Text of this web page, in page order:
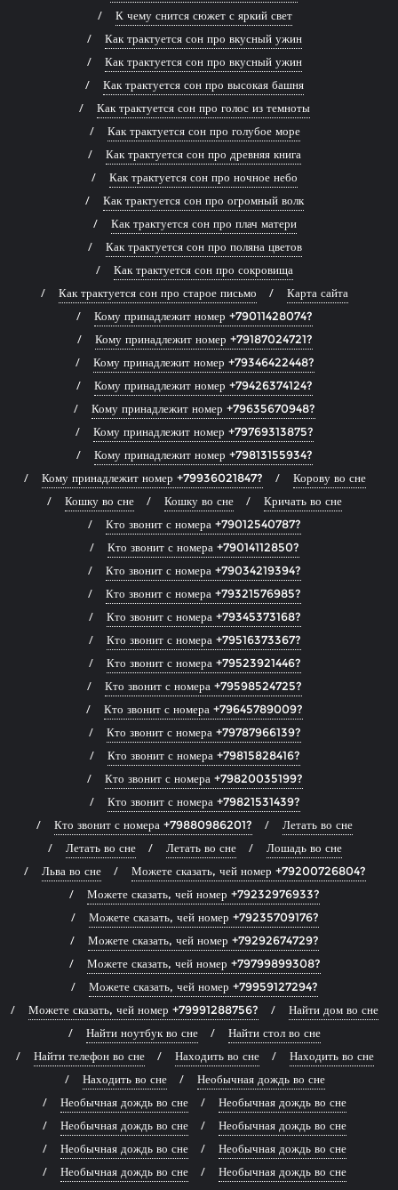
К чему снится сюжет с яркий свет
Как трактуется сон про вкусный ужин
Как трактуется сон про вкусный ужин
Как трактуется сон про высокая башня
Как трактуется сон про голос из темноты
Как трактуется сон про голубое море
Как трактуется сон про древняя книга
Как трактуется сон про ночное небо
Как трактуется сон про огромный волк
Как трактуется сон про плач матери
Как трактуется сон про поляна цветов
Как трактуется сон про сокровища
Как трактуется сон про старое письмо
Карта сайта
Кому принадлежит номер +79011428074?
Кому принадлежит номер +79187024721?
Кому принадлежит номер +79346422448?
Кому принадлежит номер +79426374124?
Кому принадлежит номер +79635670948?
Кому принадлежит номер +79769313875?
Кому принадлежит номер +79813155934?
Кому принадлежит номер +79936021847?
Корову во сне
Кошку во сне
Кошку во сне
Кричать во сне
Кто звонит с номера +79012540787?
Кто звонит с номера +79014112850?
Кто звонит с номера +79034219394?
Кто звонит с номера +79321576985?
Кто звонит с номера +79345373168?
Кто звонит с номера +79516373367?
Кто звонит с номера +79523921446?
Кто звонит с номера +79598524725?
Кто звонит с номера +79645789009?
Кто звонит с номера +79787966139?
Кто звонит с номера +79815828416?
Кто звонит с номера +79820035199?
Кто звонит с номера +79821531439?
Кто звонит с номера +79880986201?
Летать во сне
Летать во сне
Летать во сне
Лошадь во сне
Льва во сне
Можете сказать, чей номер +79200726804?
Можете сказать, чей номер +79232976933?
Можете сказать, чей номер +79235709176?
Можете сказать, чей номер +79292674729?
Можете сказать, чей номер +79799899308?
Можете сказать, чей номер +79959127294?
Можете сказать, чей номер +79991288756?
Найти дом во сне
Найти ноутбук во сне
Найти стол во сне
Найти телефон во сне
Находить во сне
Находить во сне
Находить во сне
Необычная дождь во сне
Необычная дождь во сне
Необычная дождь во сне
Необычная дождь во сне
Необычная дождь во сне
Необычная дождь во сне
Необычная дождь во сне
Необычная дождь во сне
Необычная дождь во сне